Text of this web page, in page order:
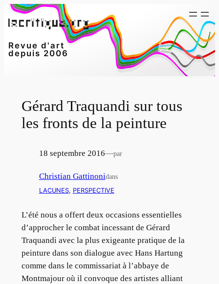
Aller
au
Revue d'art
depuis 2006
Gérard Traquandi sur tous
les fronts de la peinture
18 septembre 2016—par
Christian Gattinonidans
LACUNES, PERSPECTIVE
L’été nous a offert deux occasions essentielles
d’approcher le combat incessant de Gérard
Traquandi avec la plus exigeante pratique de la
peinture dans son dialogue avec Hans Hartung
comme dans le commissariat à l’abbaye de
Montmajour où il convoque des artistes alliant